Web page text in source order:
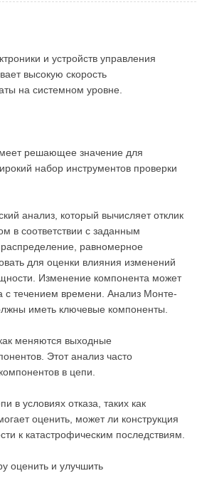
и устройств управления
высокую скорость
на системном уровне.
решающее значение для
набор инструментов проверки
анализ, который вычисляет отклик
в соответствии с заданным
равномерное
для оценки влияния изменений
Изменение компонента может
с течением времени. Анализ Монте-
иметь ключевые компоненты.
меняются выходные
Этот анализ часто
в цепи.
в условиях отказа, таких как
оценить, может ли конструкция
к катастрофическим последствиям.
оценить и улучшить